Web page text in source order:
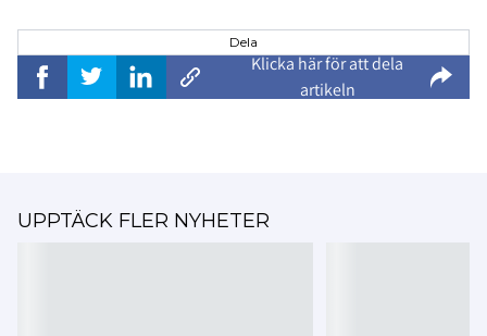
Dela
Klicka här för att dela
artikeln
UPPTÄCK FLER NYHETER